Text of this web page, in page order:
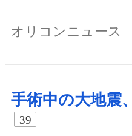
オリコンニュース
手術中の大地震
39